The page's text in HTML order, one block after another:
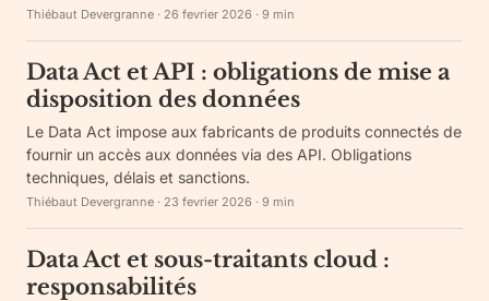
Thiébaut Devergranne · 26 fevrier 2026 · 9 min
Data Act et API : obligations de mise a
disposition des données
Le Data Act impose aux fabricants de produits connectés de
fournir un accès aux données via des API. Obligations
techniques, délais et sanctions.
Thiébaut Devergranne · 23 fevrier 2026 · 9 min
Data Act et sous-traitants cloud :
responsabilités